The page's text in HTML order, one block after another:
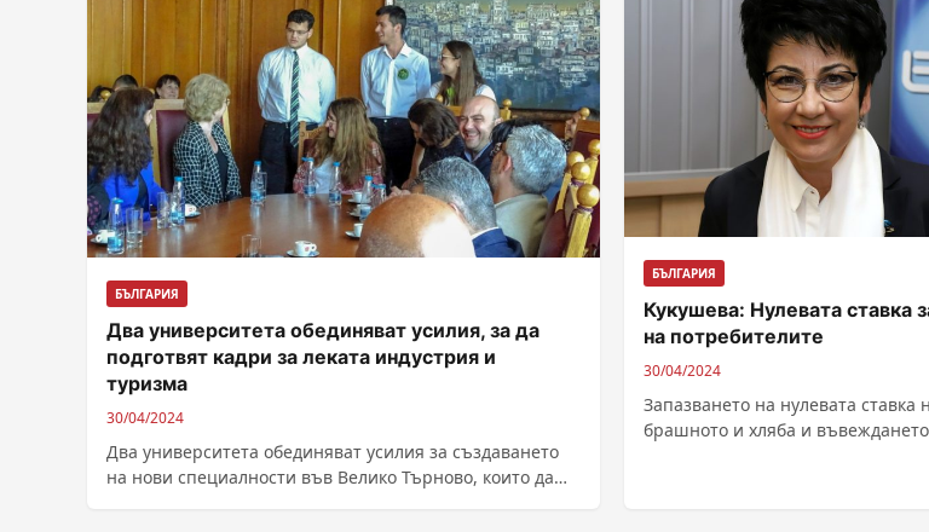
БЪЛГАРИЯ
Два университета обединяват усилия, за да
подготвят кадри за леката индустрия и
туризма
30/04/2024
Два университета обединяват усилия за създаването
на нови специалности във Велико Търново, които да
БЪЛГАРИЯ
Кукушева: Нулевата ставка
на потребителите
30/04/2024
Запазването на нулевата ставка
брашното и хляба и